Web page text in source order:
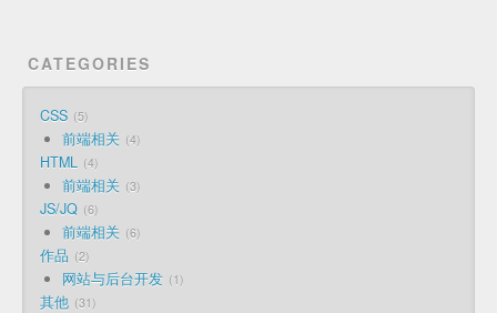
CATEGORIES
CSS 5
前端相关 4
HTML 4
前端相关 3
JS/JQ 6
前端相关 6
作品 2
网站与后台开发 1
其他 31